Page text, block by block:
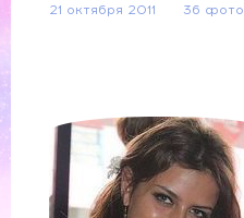
21 октября 2011 36 фото.